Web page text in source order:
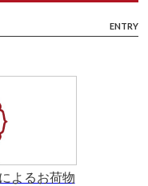
ENTRY
よるお荷物